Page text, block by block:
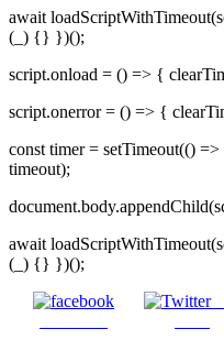
await
(_) {} })();
script.onload = () => {
script.onerror = () => {
const timer = setTimeout(()
timeout);
await
(_) {} })();